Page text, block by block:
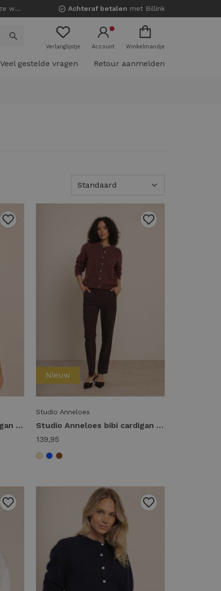
Achteraf betalen met Billink
Verlanglijstje Account Winkelmandje
Veel gestelde vragen Retour aanmelden
Studio Anneloes bibi cardigan 14402 Vest 6000 sky blue
Nieuw
Studio Anneloes
Studio Anneloes bibi cardigan 14402 Vest 8600 chestnut
139,95